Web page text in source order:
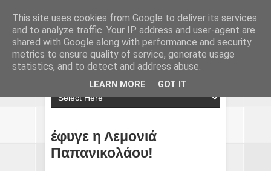
έφυγε η Λεμονιά
Παπανικολάου!
This site uses cookies from Google to deliver its services
and to analyze traffic. Your IP address and user-agent are
shared with Google along with performance and security
metrics to ensure quality of service, generate usage
statistics, and to detect and address abuse.
LEARN MORE GOT IT